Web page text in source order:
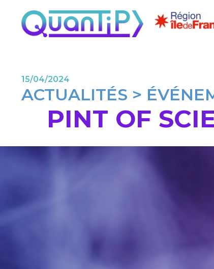
15/04/2024
ACTUALITÉS >
PINT OF